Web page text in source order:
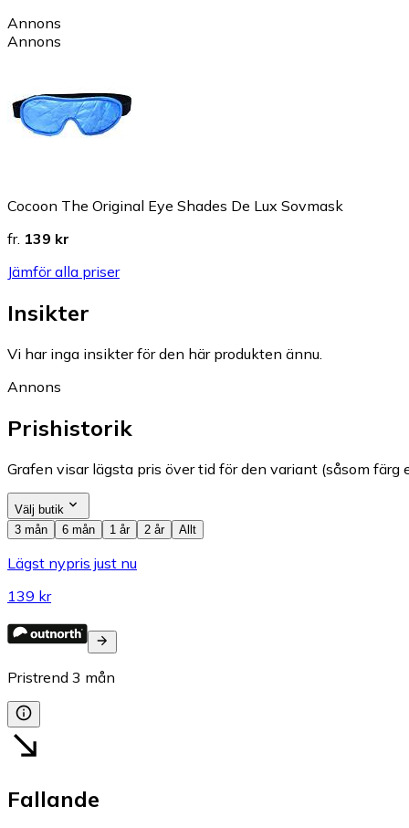
Annons
Annons
Cocoon The Original Eye Shades De Lux Sovmask
fr. 139 kr
Jämför alla priser
Insikter
Vi har inga insikter för den här produkten ännu.
Annons
Prishistorik
Grafen visar lägsta pris över tid för den variant (såsom
Välj butik
3 mån
6 mån 1 år 2 år Allt
Lägst nypris just nu
139 kr
Pristrend 3 mån
Fallande